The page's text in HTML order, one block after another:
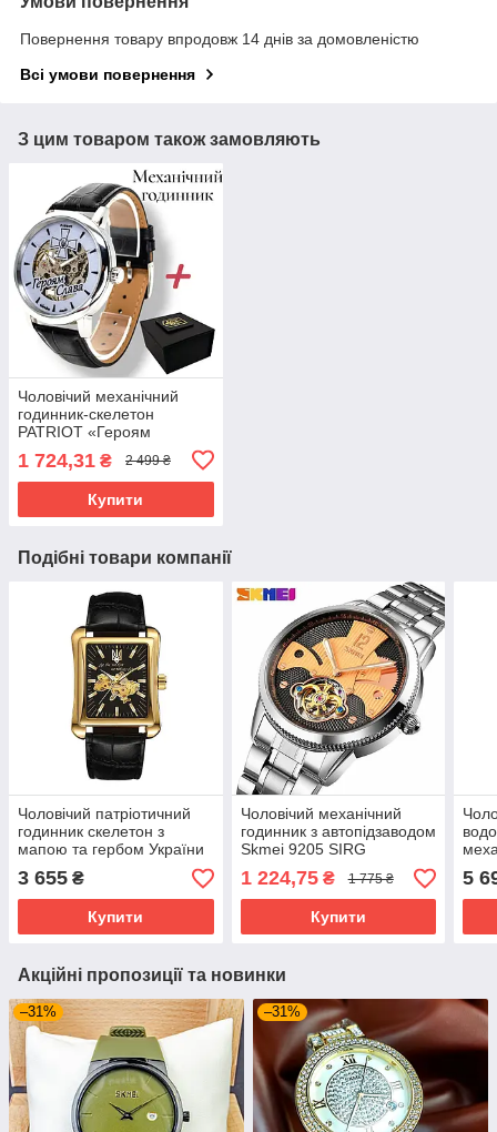
Повернення товару впродовж 14 днів за домовленістю
Всі умови повернення
З цим товаром також замовляють
Чоловічий механічний
годинник-скелетон
PATRIOT «Героям
коробці
1 724,31 ₴ 2 499 ₴
Купити
Подібні товари компанії
Чоловічий патріотичний
годинник скелетон з
мапою та гербом України
Awarder 053 Де би не був
Gold-Black
3 655 ₴
Купити
Чоловічий механічний
годинник з автопідзаводом
Skmei 9205 SIRG
1 224,75₴ 1 775 ₴
Купити
5
Акційні пропозиції та новинки
–31% –31%